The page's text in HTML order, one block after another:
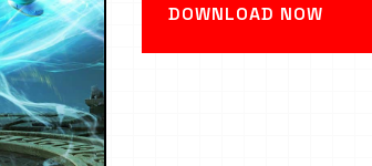
DOWNLOAD NOW